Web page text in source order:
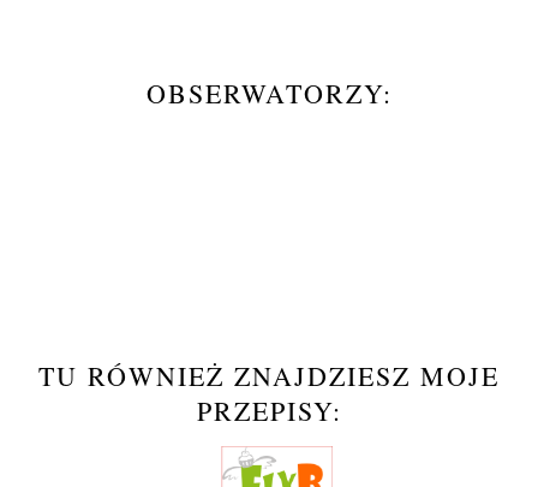
OBSERWATORZY:
TU RÓWNIEŻ ZNAJDZIESZ MOJE
PRZEPISY: